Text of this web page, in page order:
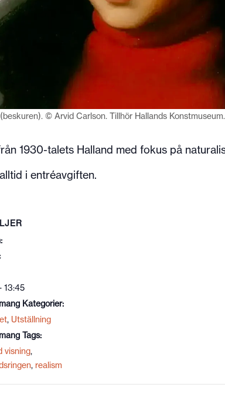
© Arvid Carlson. Tillhör Hallands Konstmuseum.
1930-talets Halland med fokus på
i entréavgiften.
13:45
Kategorier:
, Utställning
Tags:
visning,
, realism